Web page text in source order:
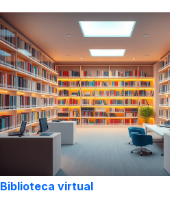
Biblioteca virtual